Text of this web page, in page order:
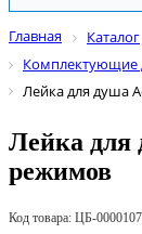
Главная Каталог
Комплектующие
Лейка для душа
Лейка для
режимов
Код товара: ЦБ-